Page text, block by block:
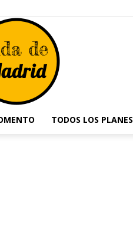
TODOS LOS PLANES